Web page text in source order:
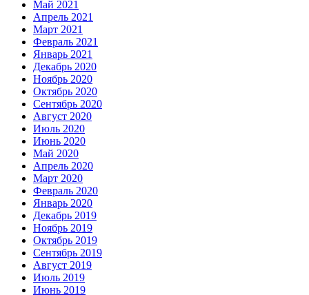
Май 2021
Апрель 2021
Март 2021
Февраль 2021
Январь 2021
Декабрь 2020
Ноябрь 2020
Октябрь 2020
Сентябрь 2020
Август 2020
Июль 2020
Июнь 2020
Май 2020
Апрель 2020
Март 2020
Февраль 2020
Январь 2020
Декабрь 2019
Ноябрь 2019
Октябрь 2019
Сентябрь 2019
Август 2019
Июль 2019
Июнь 2019